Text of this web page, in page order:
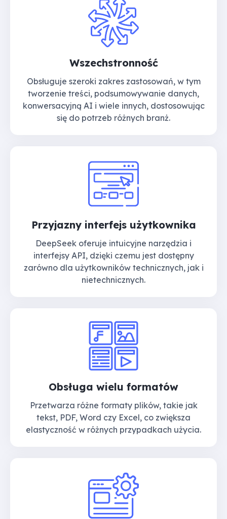
Wszechstronność
Obsługuje szeroki zakres zastosowań, w tym
tworzenie treści, podsumowywanie danych,
konwersacyjną AI i wiele innych, dostosowując
się do potrzeb różnych branż.
Przyjazny interfejs użytkownika
DeepSeek oferuje intuicyjne narzędzia i
interfejsy API, dzięki czemu jest dostępny
zarówno dla użytkowników technicznych, jak i
nietechnicznych.
Obsługa wielu formatów
Przetwarza różne formaty plików, takie jak
tekst, PDF, Word czy Excel, co zwiększa
elastyczność w różnych przypadkach użycia.